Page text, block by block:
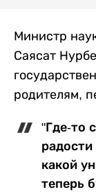
Министр
Саясат
родителям,
"Где-то
какой
теперь